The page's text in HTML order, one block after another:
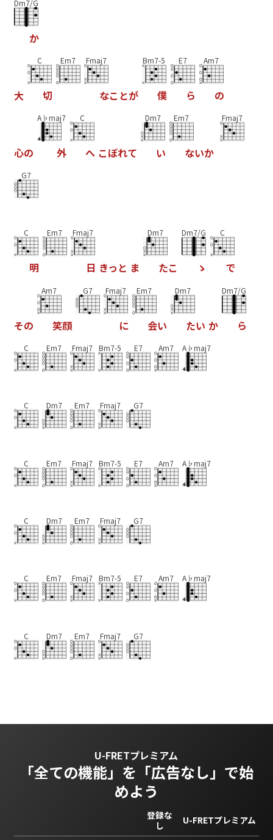
Dm7/G
か
大
C
切
Em7 Fmaj7
なこ とが
Bm7-5
僕
E7
ら
Am7
の
心の
A♭maj7
外
C
へ こぼれて
Dm7
い
Em7
ないか
Fmaj7
G7
C
明
Em7 Fmaj7
日 きっ と ま
Dm7
たこ
Dm7/G
ゝ
C
で
その
Am7
笑顔
G7 Fmaj7
に
Em7
会い
Dm7
たい か
Dm7/G
ら
C Em7 Fmaj7 Bm7-5 E7 Am7 A♭maj7
C Dm7 Em7 Fmaj7 G7
C Em7 Fmaj7 Bm7-5 E7 Am7 A♭maj7
C Dm7 Em7 Fmaj7 G7
C Em7 Fmaj7 Bm7-5 E7 Am7 A♭maj7
C Dm7 Em7 Fmaj7 G7
U-FRETプレミアム
「全ての機能」を 「広告なし」で始
めよう
登録な
し
U-FRETプレミアム